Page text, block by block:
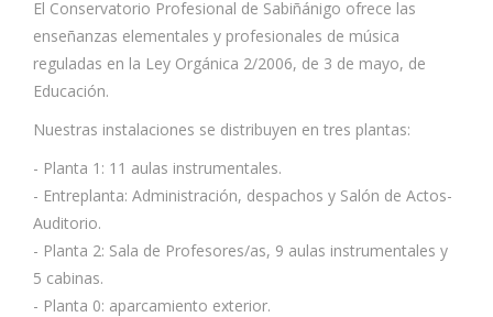
El Conservatorio Profesional de Sabiñánigo ofrece las
enseñanzas elementales y profesionales de música
reguladas en la Ley Orgánica 2/2006, de 3 de mayo, de
Educación.
Nuestras instalaciones se distribuyen en tres plantas:
- Planta 1: 11 aulas instrumentales.
- Entreplanta: Administración, despachos y Salón de Actos-
Auditorio.
- Planta 2: Sala de Profesores/as, 9 aulas instrumentales y
5 cabinas.
- Planta 0: aparcamiento exterior.